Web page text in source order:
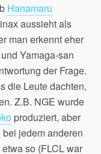
Hanamaru
aussieht als
man erkennt eher
Yamaga-san
der Frage.
die Leute dachten,
Z.B. NGE wurde
produziert, aber
jedem anderen
so (FLCL war